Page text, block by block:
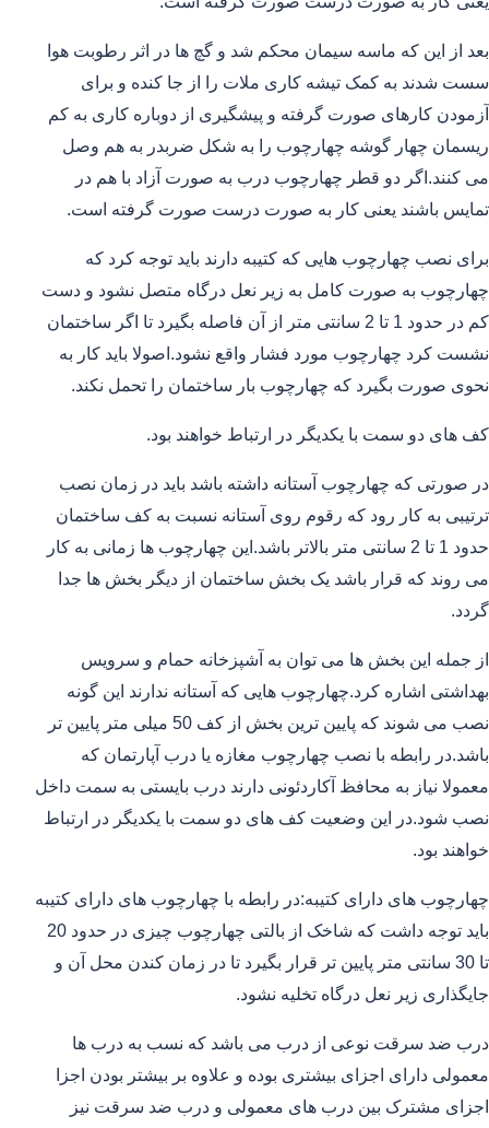
بعد از این که ماسه سیمان محکم شد و گچ ها در اثر رطوبت هوا
سست شدند به کمک تیشه کاری ملات را از جا کنده و برای
آزمودن کارهای صورت گرفته و پیشگیری از دوباره کاری به کم
ریسمان چهار گوشه چهارچوب را به شکل ضربدر به هم وصل
می کنند.اگر دو قطر چهارچوب درب به صورت آزاد با هم در
تمایس باشند یعنی کار به صورت درست صورت گرفته است.
برای نصب چهارچوب هایی که کتیبه دارند باید توجه کرد که
چهارچوب به صورت کامل به زیر نعل درگاه متصل نشود و دست
کم در حدود 1 تا 2 سانتی متر از آن فاصله بگیرد تا اگر ساختمان
نشست کرد چهارچوب مورد فشار واقع نشود.اصولا باید کار به
نحوی صورت بگیرد که چهارچوب بار ساختمان را تحمل نکند.
کف های دو سمت با یکدیگر در ارتباط خواهند بود.
در صورتی که چهارچوب آستانه داشته باشد باید در زمان نصب
ترتیبی به کار رود که رقوم روی آستانه نسبت به کف ساختمان
حدود 1 تا 2 سانتی متر بالاتر باشد.این چهارچوب ها زمانی به کار
می روند که قرار باشد یک بخش ساختمان از دیگر بخش ها جدا
گردد.
از جمله این بخش ها می توان به آشپزخانه حمام و سرویس
بهداشتی اشاره کرد.چهارچوب هایی که آستانه ندارند این گونه
نصب می شوند که پایین ترین بخش از کف 50 میلی متر پایین تر
باشد.در رابطه با نصب چهارچوب مغازه یا درب آپارتمان که
معمولا نیاز به محافظ آکاردئونی دارند درب بایستی به سمت داخل
نصب شود.در این وضعیت کف های دو سمت با یکدیگر در ارتباط
خواهند بود.
چهارچوب های دارای کتیبه:در رابطه با چهارچوب های دارای کتیبه
باید توجه داشت که شاخک از بالتی چهارچوب چیزی در حدود 20
تا 30 سانتی متر پایین تر قرار بگیرد تا در زمان کندن محل آن و
جایگذاری زیر نعل درگاه تخلیه نشود.
درب ضد سرقت نوعی از درب می باشد که نسب به درب ها
معمولی دارای اجزای بیشتری بوده و علاوه بر بیشتر بودن اجزا
اجزای مشترک بین درب های معمولی و درب ضد سرقت نیز